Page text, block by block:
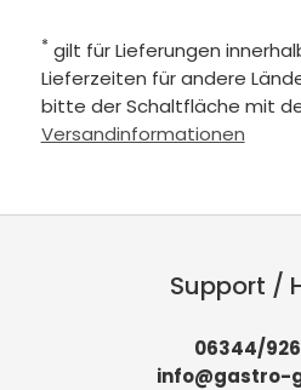
* gilt für Lieferungen
Lieferzeiten für andere
bitte der Schaltfläche mit
Versandinformationen
Support /
06344/
info@gastro-